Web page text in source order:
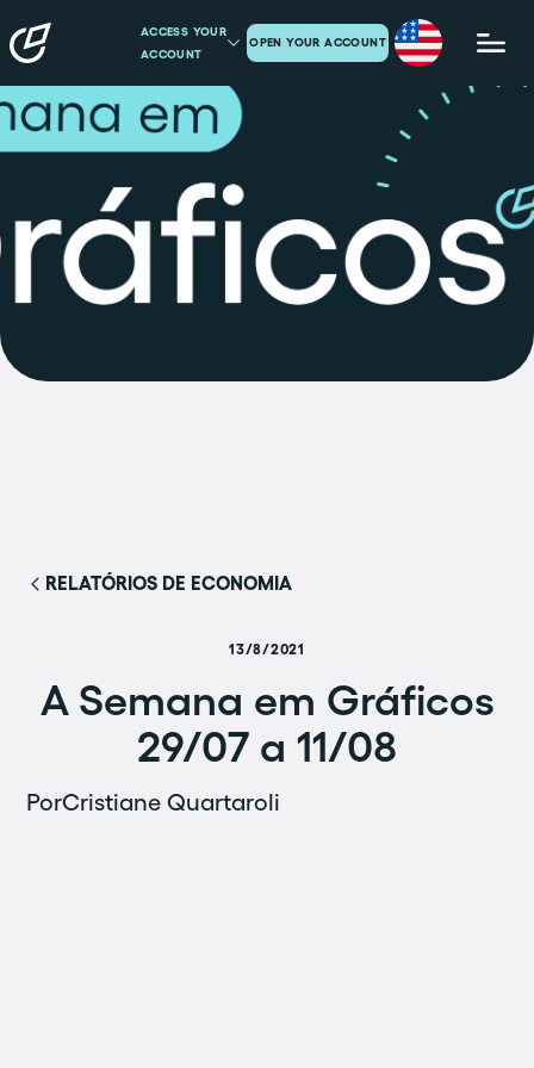
ACCESS YOUR
ACCOUNT
OPEN YOUR ACCOUNT
RELATÓRIOS DE ECONOMIA
13/8/2021
A Semana em Gráficos
29/07 a 11/08
PorCristiane Quartaroli